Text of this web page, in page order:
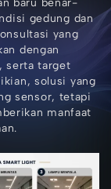
baru benar-
gedung dan
yang
dengan
serta target
solusi yang
sensor, tetapi
manfaat